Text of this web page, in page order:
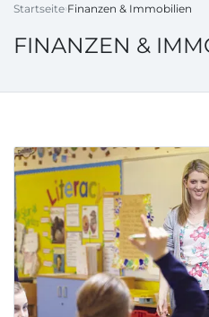
Startseite Finanzen & Immobilien
FINANZEN &